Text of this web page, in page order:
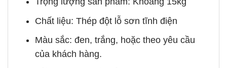
Chất liệu: Thép đột lỗ sơn tĩnh điện
Màu sắc: đen, trắng, hoặc theo yêu cầu
của khách hàng.